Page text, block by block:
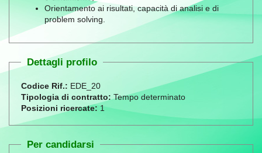
Orientamento ai risultati, capacità di analisi e di
problem solving.
Dettagli profilo
Codice Rif.: EDE_20
Tipologia di contratto:Tempo determinato
Posizioni ricercate:1
Per candidarsi